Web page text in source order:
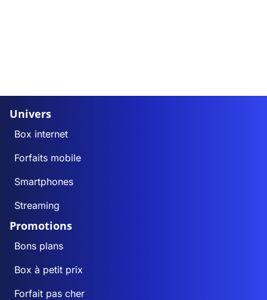
Univers
Box internet
Forfaits mobile
Smartphones
Streaming
Promotions
Bons plans
Box à petit prix
Forfait pas cher